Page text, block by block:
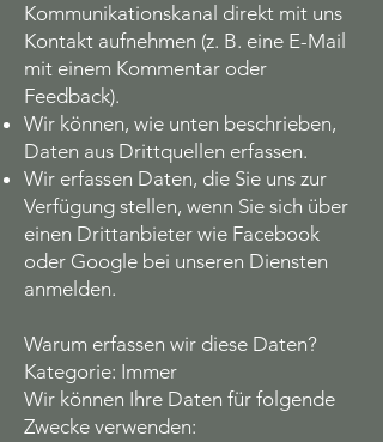
Kommunikationskanal direkt mit uns
Kontakt aufnehmen (z. B. eine E-Mail
mit einem Kommentar oder
Feedback).
Wir können, wie unten beschrieben,
Daten aus Drittquellen erfassen.
Wir erfassen Daten, die Sie uns zur
Verfügung stellen, wenn Sie sich über
einen Drittanbieter wie Facebook
oder Google bei unseren Diensten
anmelden.
Warum erfassen wir diese Daten?
Kategorie: Immer
Wir können Ihre Daten für folgende
Zwecke verwenden: